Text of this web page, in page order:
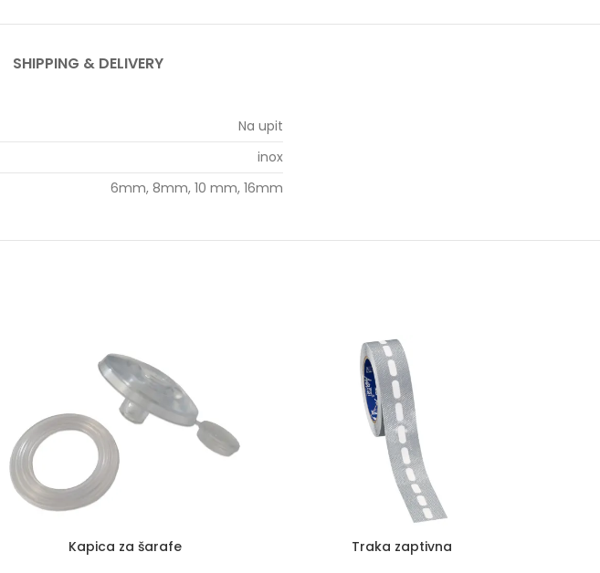
SHIPPING & DELIVERY
Na upit
inox
6mm, 8mm, 10 mm, 16mm
Kapica za šarafe Traka zaptivna